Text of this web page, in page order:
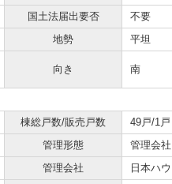
国土法届出要否
不要
地勢 平坦
向き 南
棟総戸数/販売戸数
49戸/1戸
管理形態
管理会
管理会社
日本ハ